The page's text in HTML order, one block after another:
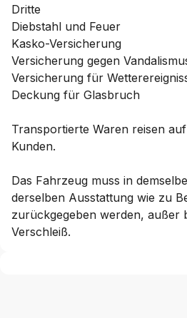
Dritte
Diebstahl und Feuer
Kasko-Versicherung
Versicherung gegen
Versicherung für
Deckung für Glasbruch
Transportierte Waren reisen
Kunden.
Das Fahrzeug muss in
derselben Ausstattung wie zu
zurückgegeben werden, außer
Verschleiß.